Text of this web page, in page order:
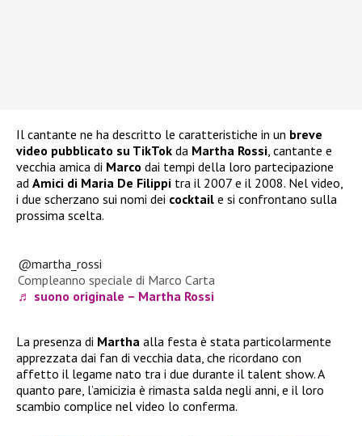
Il cantante ne ha descritto le caratteristiche in un breve
video pubblicato su TikTok da Martha Rossi, cantante e
vecchia amica di Marco dai tempi della loro partecipazione
ad Amici di Maria De Filippi tra il 2007 e il 2008. Nel video,
i due scherzano sui nomi dei cocktail e si confrontano sulla
prossima scelta.
@martha_rossi
Compleanno speciale di Marco Carta
♬ suono originale – Martha Rossi
La presenza di Martha alla festa è stata particolarmente
apprezzata dai fan di vecchia data, che ricordano con
affetto il legame nato tra i due durante il talent show. A
quanto pare, l’amicizia è rimasta salda negli anni, e il loro
scambio complice nel video lo conferma.